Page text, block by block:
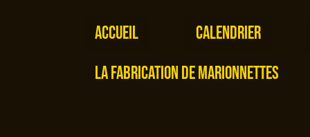
Accueil
Calendrier
La Fabrication de Marionnettes